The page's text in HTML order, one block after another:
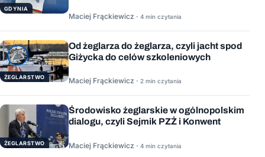
GDYNIA
Maciej Frąckiewicz · 4 min czytania
ŻEGLARSTWO
Od żeglarza do żeglarza, czyli jacht spod
Giżycka do celów szkoleniowych
Maciej Frąckiewicz · 2 min czytania
ŻEGLARSTWO
Środowisko żeglarskie w ogólnopolskim
dialogu, czyli Sejmik PZŻ i Konwent
Maciej Frąckiewicz · 4 min czytania